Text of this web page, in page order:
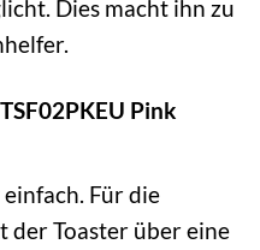
Dies macht ihn zu
Pink
Für die
Toaster über eine